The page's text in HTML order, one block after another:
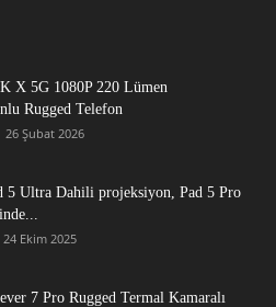
X 5G 1080P 220 Lümen
Rugged Telefon
26 Şubat 2026
5 Ultra Dahili projeksiyon, Pad 5 Pro
24 Ekim 2025
7 Pro Rugged Termal Kamaralı